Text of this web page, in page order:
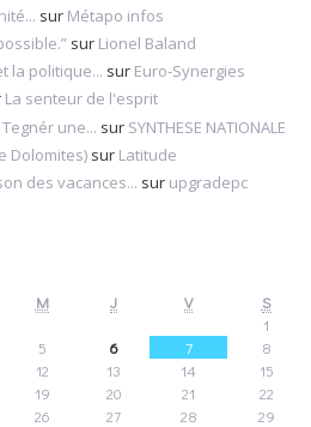
sur Métapo infos
sur Lionel Baland
la politique... sur Euro-Synergies
La senteur de l'esprit
une... sur SYNTHESE NATIONALE
Dolomites) sur Latitude
des vacances... sur upgradepc
M J V
S
1
5 6 7
8
12 13 14
15
19 20 21
22
26 27 28
29